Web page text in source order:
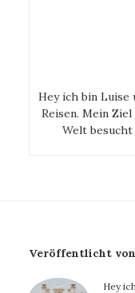
Hey ich bin Luise
Reisen. Mein
Welt besucht
Veröffentlicht
Hey